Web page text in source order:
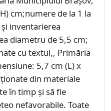
cm;numere de la 1 la
inventarierea
diametru de 5,5 cm;
cu textul,, Primăria
5,7 cm (L) x
din materiale
în timp şi să fie
nefavorabile. Toate